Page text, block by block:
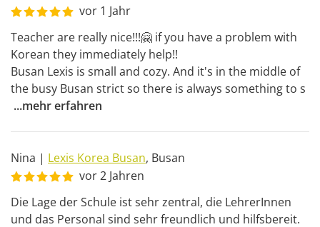
vor 1 Jahr
Teacher are really nice!!!🤗 if you have a problem with
Korean they immediately help!!
Busan Lexis is small and cozy. And it's in the middle of
the busy Busan strict so there is always something to s
...mehr erfahren
Nina | Lexis Korea Busan, Busan
vor 2 Jahren
Die Lage der Schule ist sehr zentral, die LehrerInnen
und das Personal sind sehr freundlich und hilfsbereit.